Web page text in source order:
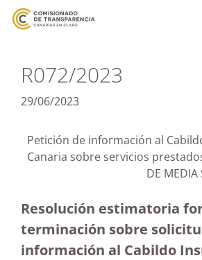
R072/2023
29/06/2023
Petición de información al
Canaria sobre servicios
DE
Resolución estimatoria
terminación sobre
información al Cabildo